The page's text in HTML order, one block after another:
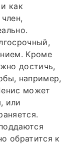
как
Кроме
достичь,
например,
может
или
обратится к